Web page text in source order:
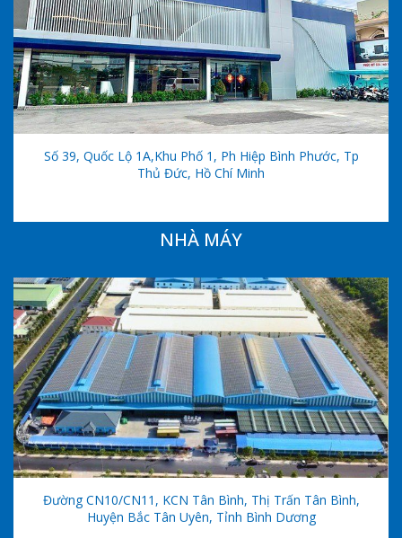
Số 39, Quốc Lộ 1A,khu Phố 1, Ph Hiệp Bình Phước, Tp
Thủ Đức, Hồ Chí Minh
NHÀ MÁY
Đường CN10/CN11, KCN Tân Bình, Thị Trấn Tân Bình,
Huyện Bắc Tân Uyên, Tỉnh Bình Dương